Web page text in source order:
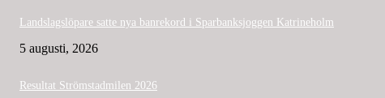
Landslagslöpare satte nya banrekord i Sparbanksjoggen Katrineholm
5 augusti, 2026
Resultat Strömstadmilen 2026